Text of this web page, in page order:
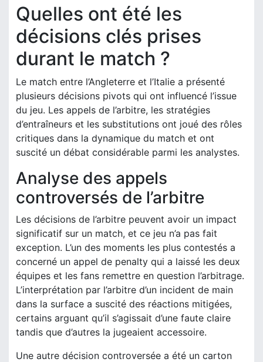
Quelles ont été les
décisions clés prises
durant le match ?
Le match entre l’Angleterre et l’Italie a présenté
plusieurs décisions pivots qui ont influencé l’issue
du jeu. Les appels de l’arbitre, les stratégies
d’entraîneurs et les substitutions ont joué des rôles
critiques dans la dynamique du match et ont
suscité un débat considérable parmi les analystes.
Analyse des appels
controversés de l’arbitre
Les décisions de l’arbitre peuvent avoir un impact
significatif sur un match, et ce jeu n’a pas fait
exception. L’un des moments les plus contestés a
concerné un appel de penalty qui a laissé les deux
équipes et les fans remettre en question l’arbitrage.
L’interprétation par l’arbitre d’un incident de main
dans la surface a suscité des réactions mitigées,
certains arguant qu’il s’agissait d’une faute claire
tandis que d’autres la jugeaient accessoire.
Une autre décision controversée a été un carton